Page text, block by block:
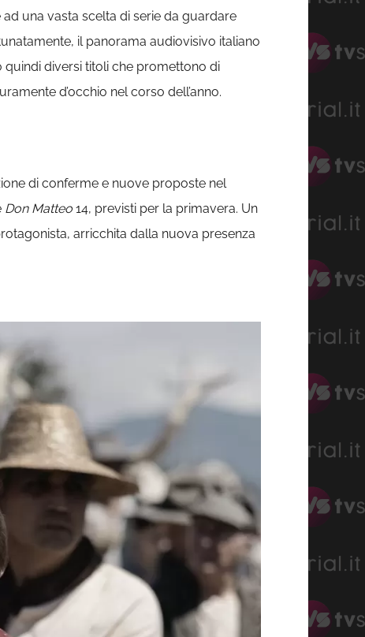
una vasta scelta di serie da guardare
il panorama audiovisivo italiano
quindi diversi titoli che promettono di
d’occhio nel corso dell’anno.
di conferme e nuove proposte nel
Don Matteo 14, previsti per la primavera. Un
arricchita dalla nuova presenza